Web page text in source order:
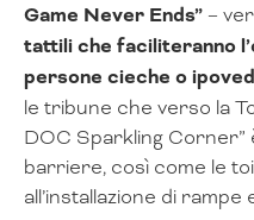
Game Never Ends” –
tattili che faciliteranno
persone cieche o
le tribune che verso la
DOC Sparkling
barriere, così come le
all’installazione di